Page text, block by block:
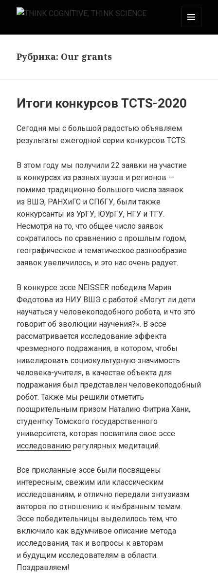
THINK COGNITIVE, THINK SCIENCE
Рубрика: Our grants
Итоги конкурсов TCTS-2020
Сегодня мы с большой радостью объявляем
результаты ежегодной серии конкурсов TCTS.
В этом году мы получили 22 заявки на участие
в конкурсах из разных вузов и регионов —
помимо традиционно большого числа заявок
из ВШЭ, РАНХиГС и СПбГУ, были также
конкурсанты из УрГУ, ЮУрГУ, НГУ и ТГУ.
Несмотря на то, что общее число заявок
сократилось по сравнению с прошлым годом,
географическое и тематическое разнообразие
заявок увеличилось, и это нас очень радует.
В конкурсе эссе NEISSER победила Мария
Федотова из НИУ ВШЭ c работой «Могут ли дети
научаться у человекоподобного робота, и что это
говорит об эволюции научения?». В эссе
рассматривается исследование эффекта
чрезмерного подражания, в котором, чтобы
нивелировать социокультурную значимость
человека-учителя, в качестве объекта для
подражания был представлен человекоподобный
робот. Также мы решили отметить
поощрительным призом Наталию Фитриа Хани,
студентку Томского государственного
университета, которая посвятила свое эссе
исследованию регулярных медитаций.
Все присланные эссе были посвящены
интересным, свежим или классическим
исследованиям, и отлично передали энтузиазм
авторов по отношению к выбранным темам.
Эссе победительницы выделилось тем, что
включило как вдумчивое описание метода
исследования, так и вопросы к авторам
и будущим исследователям в области.
Поздравляем!